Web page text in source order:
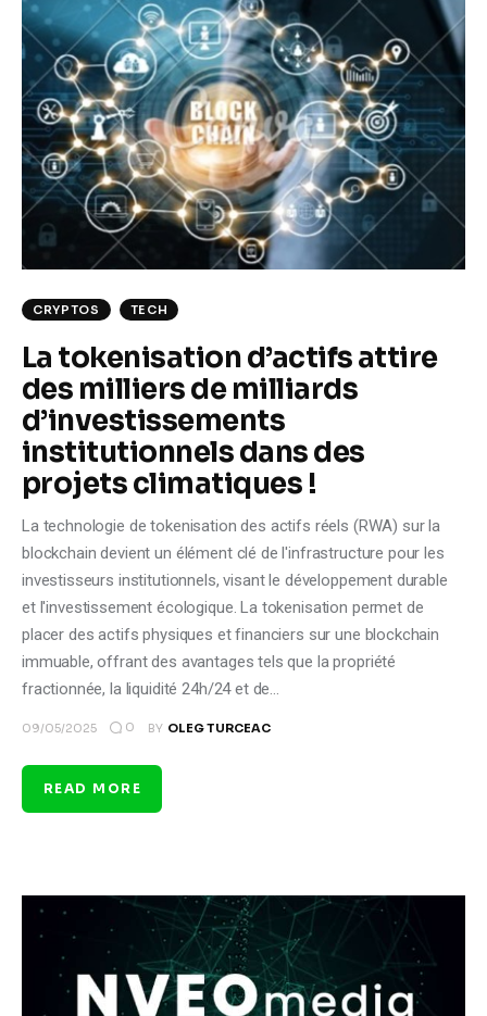
Climate
Markets
Tech
Reports
Shop
CRYPTOS TECH
La tokenisation d’actifs attire
des milliers de milliards
d’investissements
institutionnels dans des
projets climatiques !
La technologie de tokenisation des actifs réels (RWA) sur la
blockchain devient un élément clé de l'infrastructure pour les
investisseurs institutionnels, visant le développement durable
et l'investissement écologique. La tokenisation permet de
placer des actifs physiques et financiers sur une blockchain
immuable, offrant des avantages tels que la propriété
fractionnée, la liquidité 24h/24 et de…
09/05/2025 0 BY OLEG TURCEAC
READ MORE